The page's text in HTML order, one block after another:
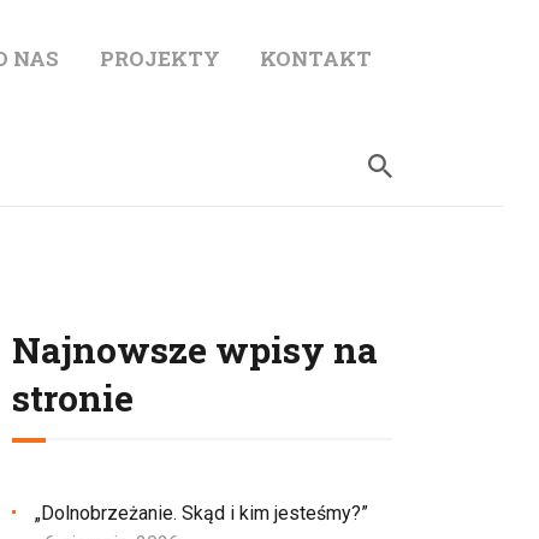
NAS PROJEKTY KONTAKT
Najnowsze wpisy na
stronie
„Dolnobrzeżanie. Skąd i kim jesteśmy?”